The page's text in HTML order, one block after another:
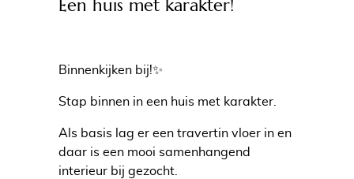
Een huis met karakter!
Binnenkijken bij!✨
Stap binnen in een huis met karakter.
Als basis lag er een travertin vloer in ​​en
daar is een mooi samenhangend
interieur bij gezocht.